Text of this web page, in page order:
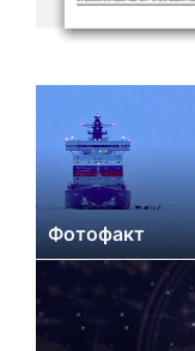
Фотофакт